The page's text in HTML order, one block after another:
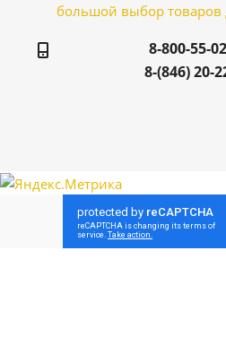
большой выбор товаров
8-800-55-
8-(846) 20-